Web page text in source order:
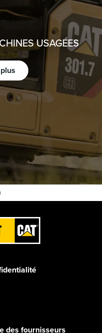
USAGÉES
des fournisseurs